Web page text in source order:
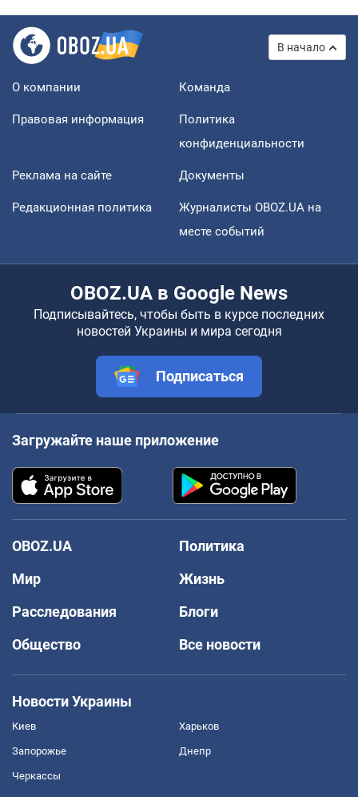
В начало
О компании Команда
Правовая информация
Политика
конфиденциальности
Реклама на сайте Документы
Редакционная политика
Журналисты OBOZ.UA на
месте событий
OBOZ.UA в Google News
Подписывайтесь, чтобы быть в курсе последних
новостей Украины и мира сегодня
Подписаться
Загружайте наше приложение
OBOZ.UA
Политика
Мир
Жизнь
Расследования
Блоги
Общество
Все новости
Новости Украины
Киев Харьков
Запорожье Днепр
Черкассы